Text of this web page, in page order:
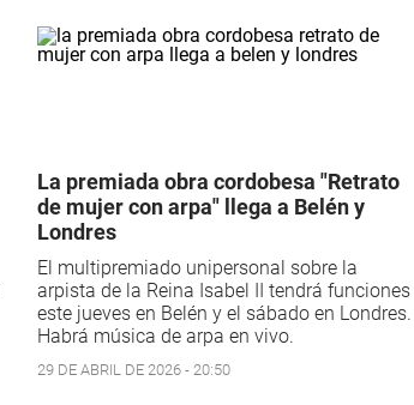
La premiada obra cordobesa "Retrato
de mujer con arpa" llega a Belén y
Londres
El multipremiado unipersonal sobre la
arpista de la Reina Isabel II tendrá funciones
este jueves en Belén y el sábado en Londres.
Habrá música de arpa en vivo.
29 DE ABRIL DE 2026 - 20:50